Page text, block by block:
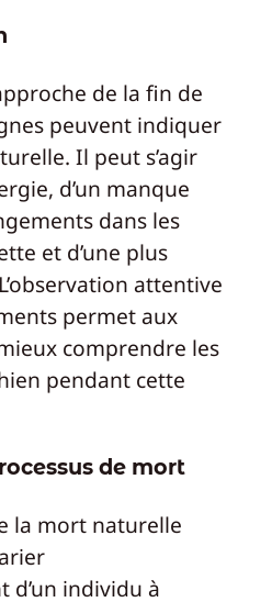
de la fin de
peuvent indiquer
Il peut s’agir
d’un manque
dans les
et d’une plus
attentive
permet aux
comprendre les
pendant cette
de mort
la mort naturelle
d’un individu à